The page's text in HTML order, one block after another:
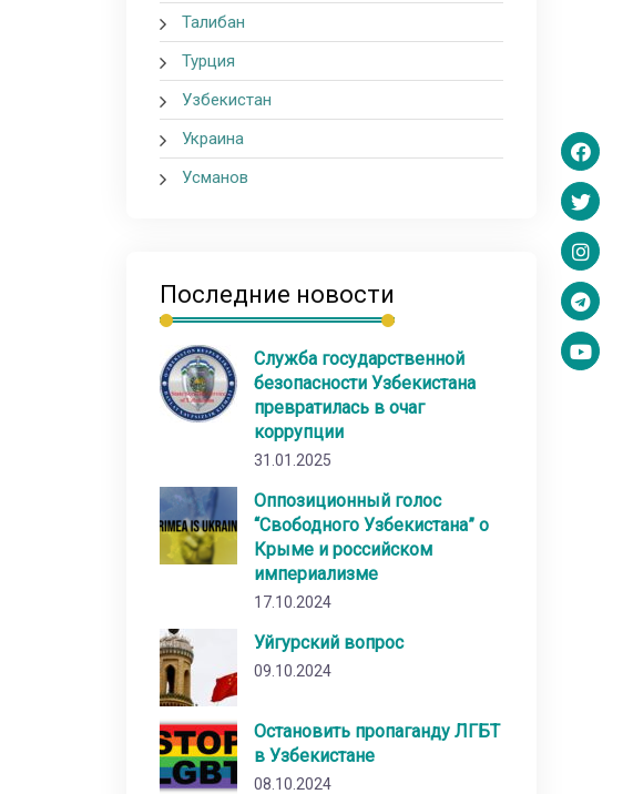
Талибан
Турция
Узбекистан
Украина
Усманов
Последние новости
Служба государственной
безопасности Узбекистана
превратилась в очаг
коррупции
31.01.2025
Оппозиционный голос
“Свободного Узбекистана” о
Крыме и российском
империализме
17.10.2024
Уйгурский вопрос
09.10.2024
Остановить пропаганду ЛГБТ
в Узбекистане
08.10.2024